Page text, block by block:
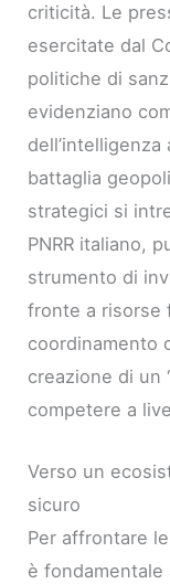
criticità. Le
esercitate dal
politiche di
evidenziano
battaglia
strategici si
PNRR italiano,
strumento di
fronte a risorse
coordinamento
creazione di un
competere a
Verso un
sicuro
Per affrontare
è